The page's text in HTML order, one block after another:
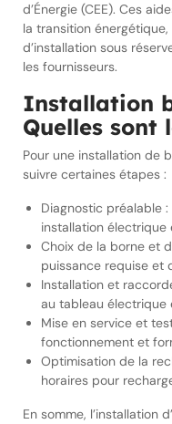
d’Énergie (CEE). Ces
la transition
d’installation sous
les fournisseurs.
Installation
Quelles sont
Pour une installation de
suivre certaines étapes :
Diagnostic préalable :
installation électrique
Choix de la borne et
puissance requise et
Installation et
au tableau électrique
Mise en service et
fonctionnement et
Optimisation de la
horaires pour
En somme, l’installation